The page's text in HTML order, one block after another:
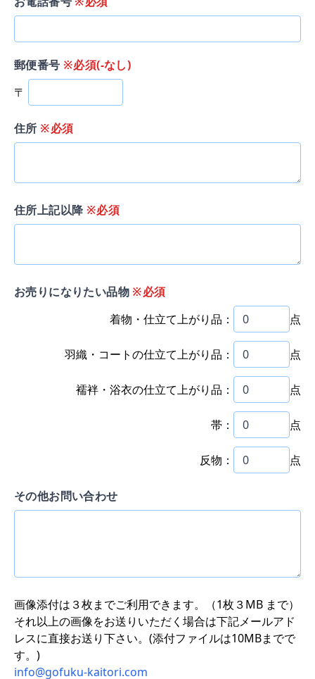
郵便番号 ※必須(-なし)
〒
住所 ※必須
住所上記以降 ※必須
お売りになりたい品物 ※必須
着物・仕立て上がり品：
点
羽織・コートの仕立て上がり品： 点
襦袢・浴衣の仕立て上がり品： 点
帯： 点
反物： 点
その他お問い合わせ
画像添付は３枚までご利用できます。（1枚３MB まで）
それ以上の画像をお送りいただく場合は下記メールアド
レスに直接お送り下さい。(添付ファイルは10MBまでで
す。)
info@gofuku-kaitori.com